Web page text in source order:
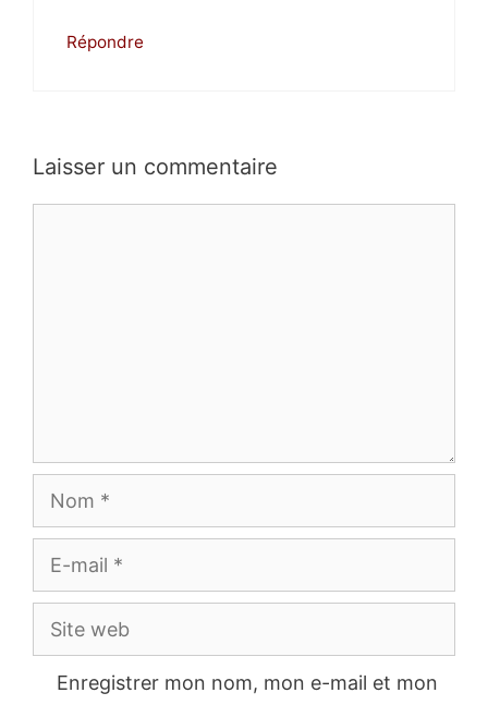
Répondre
Laisser un commentaire
Nom
E-
mail
Site
web
Enregistrer mon nom, mon e-mail et mon